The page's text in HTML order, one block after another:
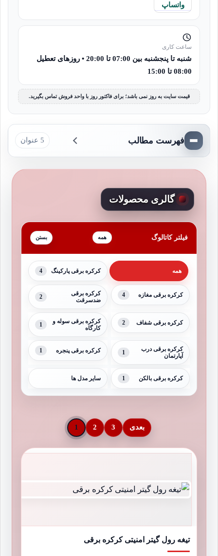
واتساپ
ساعت کاری
شنبه تا پنجشنبه بین 07:00 تا 20:00 • روزهای تعطیل
08:00 تا 15:00
قیمت سایت به روز نمی باشد؛ برای فاکتور روز با واحد فروش تماس بگیرید.
فهرست مطالب 5 عنوان
گالری محصولات
فیلتر کاتالوگ همه
همه کرکره برقی پارکینگ 4
کرکره برقی مغازه 4
کرکره برقی
ضدسرقت
2
کرکره برقی شفاف 2
کرکره برقی سوله و
کارگاه
1
کرکره برقی درب
آپارتمان
1 کرکره برقی پنجره 1
کرکره برقی بالکن 1 سایر مدل ها
1 2 3 بعدی
تیغه رول گیتر امنیتی کرکره برقی